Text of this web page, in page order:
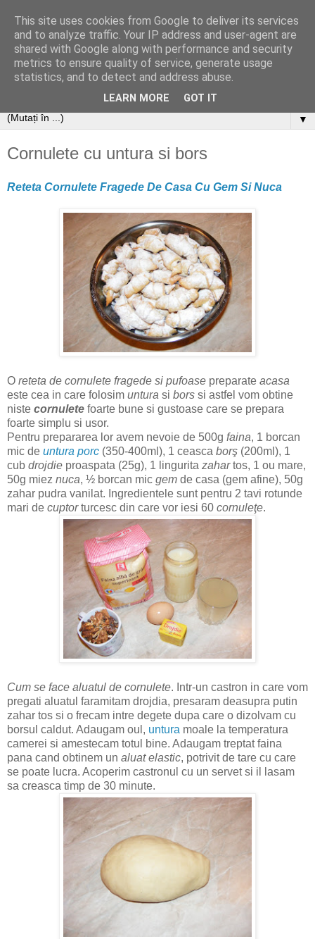
▼
Cornulete cu untura si bors
Reteta Cornulete Fragede De Casa Cu Gem Si Nuca
O reteta de cornulete fragede si pufoase preparate acasa
este cea in care folosim untura si bors si astfel vom obtine
niste cornulete foarte bune si gustoase care se prepara
foarte simplu si usor.
Pentru prepararea lor avem nevoie de 500g faina, 1 borcan
mic de untura porc (350-400ml), 1 ceasca borş (200ml), 1
cub drojdie proaspata (25g), 1 lingurita zahartos, 1 ou mare,
50g miez nuca, ½ borcan mic gem de casa (gem afine), 50g
zahar pudra vanilat. Ingredientele sunt pentru 2 tavi rotunde
mari de cuptorturcesc din care vor iesi 60 cornuleţe.
Cum se face aluatul de cornulete. Intr-un castron in care vom
pregati aluatul faramitam drojdia, presaram deasupra putin
zahar tos si o frecam intre degete dupa care o dizolvam cu
borsul caldut. Adaugam oul, untura moale la temperatura
camerei si amestecam totul bine. Adaugam treptat faina
pana cand obtinem un aluat elastic, potrivit de tare cu care
se poate lucra. Acoperim castronul cu un servet si il lasam
sa creasca timp de 30 minute.
This site uses cookies from Google to deliver its services
and to analyze traffic. Your IP address and user-agent are
shared with Google along with performance and security
metrics to ensure quality of service, generate usage
statistics, and to detect and address abuse.
LEARN MORE GOT IT